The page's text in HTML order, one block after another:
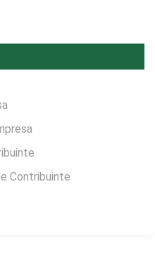
Contribuinte